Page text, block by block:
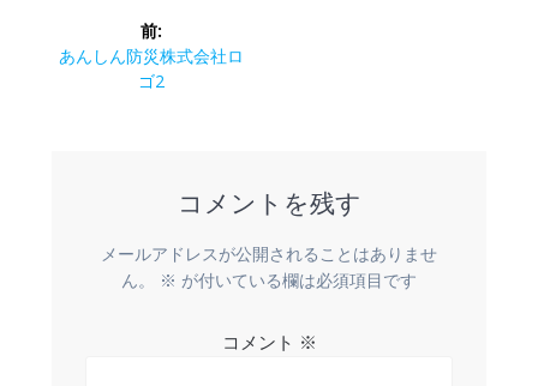
前:
あんしん防災株式会社ロ
ゴ2
コメントを残す
メールアドレスが公開されることはありませ
ん。
※ が付いている欄は必須項目です
コメント ※